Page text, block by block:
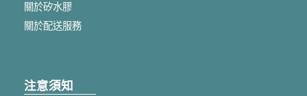
關於矽水膠
關於配送服務
注意須知